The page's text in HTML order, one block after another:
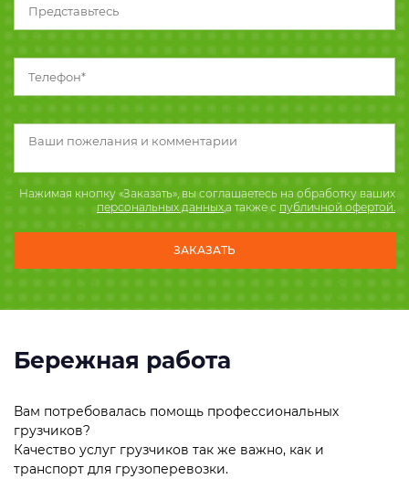
Нажимая кнопку «Заказать», вы соглашаетесь на обработку ваших
персональных данных,а также с публичной офертой.
Бережная работа
Вам потребовалась помощь профессиональных
грузчиков?
Качество услуг грузчиков так же важно, как и
транспорт для грузоперевозки.